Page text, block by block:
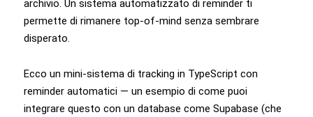
archivio. Un sistema automatizzato di reminder ti
permette di rimanere top-of-mind senza sembrare
disperato.
Ecco un mini-sistema di tracking in TypeScript con
reminder automatici — un esempio di come puoi
integrare questo con un database come Supabase (che